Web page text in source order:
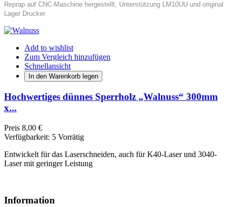
Reprap auf CNC-Maschine hergestellt, Unterstützung LM10UU und original
Lager Drucker
Add to wishlist
Zum Vergleich hinzufügen
Schnellansicht
In den Warenkorb legen
Hochwertiges dünnes Sperrholz „Walnuss“ 300mm
x...
Preis 8,00 €
Verfügbarkeit: 5 Vorrätig
Entwickelt für das Laserschneiden, auch für K40-Laser und 3040-
Laser mit geringer Leistung
Information